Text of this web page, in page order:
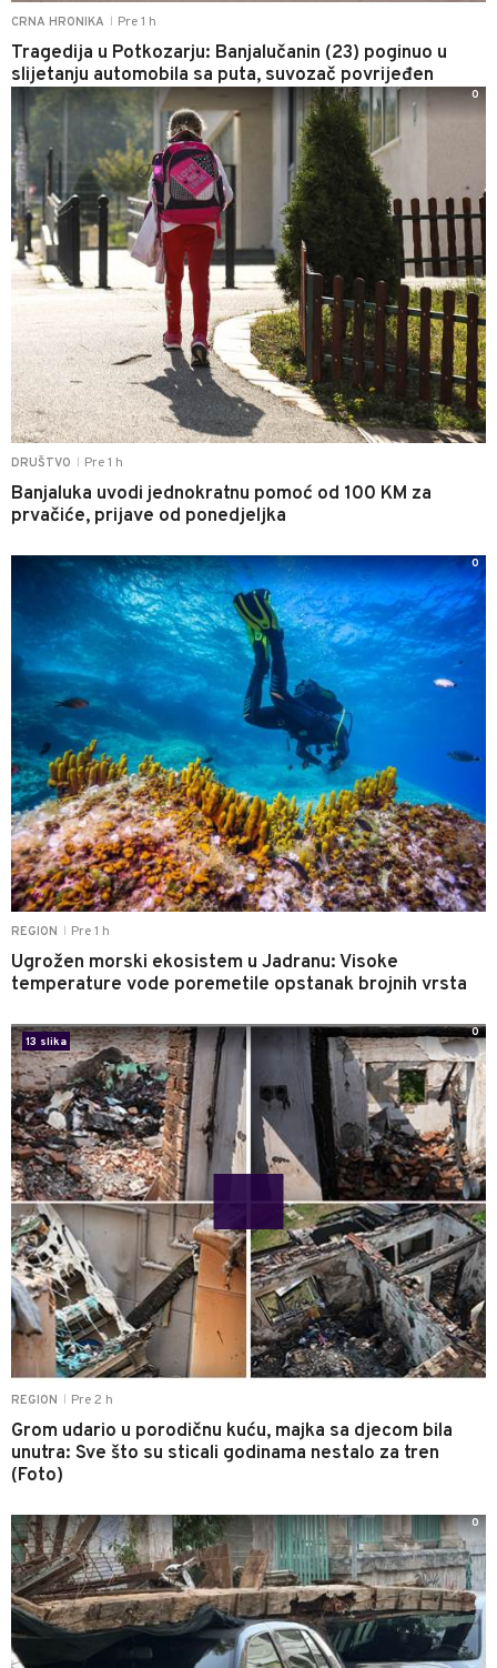
CRNA HRONIKA Pre 1 h
Tragedija u Potkozarju: Banjalučanin (23) poginuo u
slijetanju automobila sa puta, suvozač povrijeđen
DRUŠTVO Pre 1 h
Banjaluka uvodi jednokratnu pomoć od 100 KM za
prvačiće, prijave od ponedjeljka
0
REGION Pre 1 h
Ugrožen morski ekosistem u Jadranu: Visoke
temperature vode poremetile opstanak brojnih vrsta
0
REGION Pre 2 h
Grom udario u porodičnu kuću, majka sa djecom bila
unutra: Sve što su sticali godinama nestalo za tren
(Foto)
13 slika
0
0